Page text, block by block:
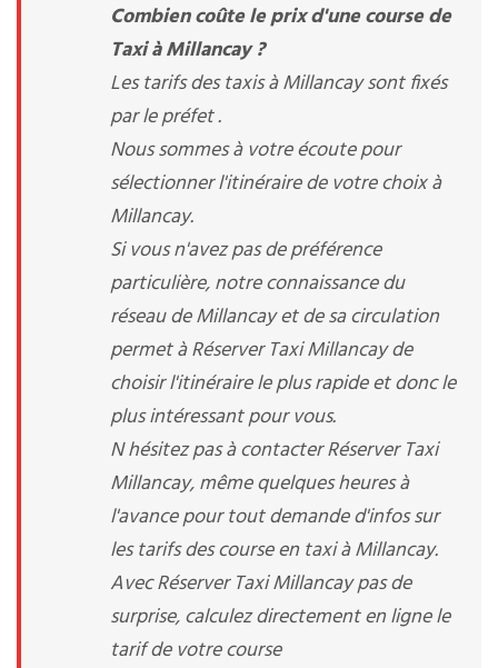
Combien coûte le prix d'une course de
Taxi à Millancay ?
Les tarifs des taxis à Millancay sont fixés
par le préfet .
Nous sommes à votre écoute pour
sélectionner l'itinéraire de votre choix à
Millancay.
Si vous n'avez pas de préférence
particulière, notre connaissance du
réseau de Millancay et de sa circulation
permet à Réserver Taxi Millancay de
choisir l'itinéraire le plus rapide et donc le
plus intéressant pour vous.
N hésitez pas à contacter Réserver Taxi
Millancay, même quelques heures à
l'avance pour tout demande d'infos sur
les tarifs des course en taxi à Millancay.
Avec Réserver Taxi Millancay pas de
surprise, calculez directement en ligne le
tarif de votre course